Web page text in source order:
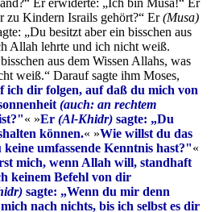
zu Kindern Israils gehört?“ Er(Musa)
„Du besitzt aber ein bisschen aus
Allah lehrte und ich nicht weiß.
aus dem Wissen Allahs, was
weiß.“ Darauf sagte ihm Moses,
ich dir folgen, auf daß du mich von
(auch: an rechtem
« »Er (Al-Khidr) sagte: „Du
können.« »Wie willst du das
umfassende Kenntnis hast?"«
mich, wenn Allah will, standhaft
keinem Befehl von dir
sagte: „Wenn du mir denn
nach nichts, bis ich selbst es dir